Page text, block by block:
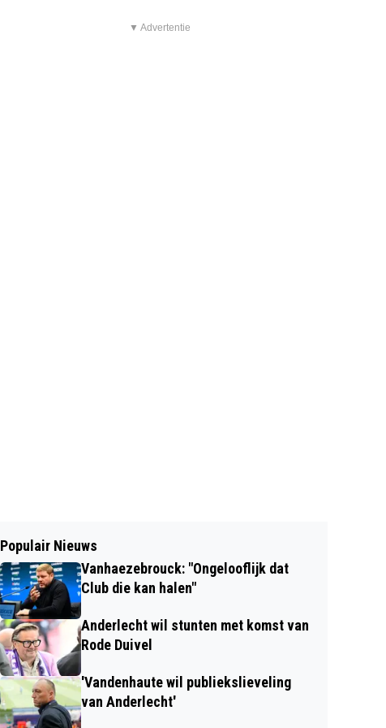
▼ Advertentie
Populair Nieuws
Vanhaezebrouck: "Ongelooflijk dat
Club die kan halen"
Anderlecht wil stunten met komst van
Rode Duivel
'Vandenhaute wil publiekslieveling
van Anderlecht'